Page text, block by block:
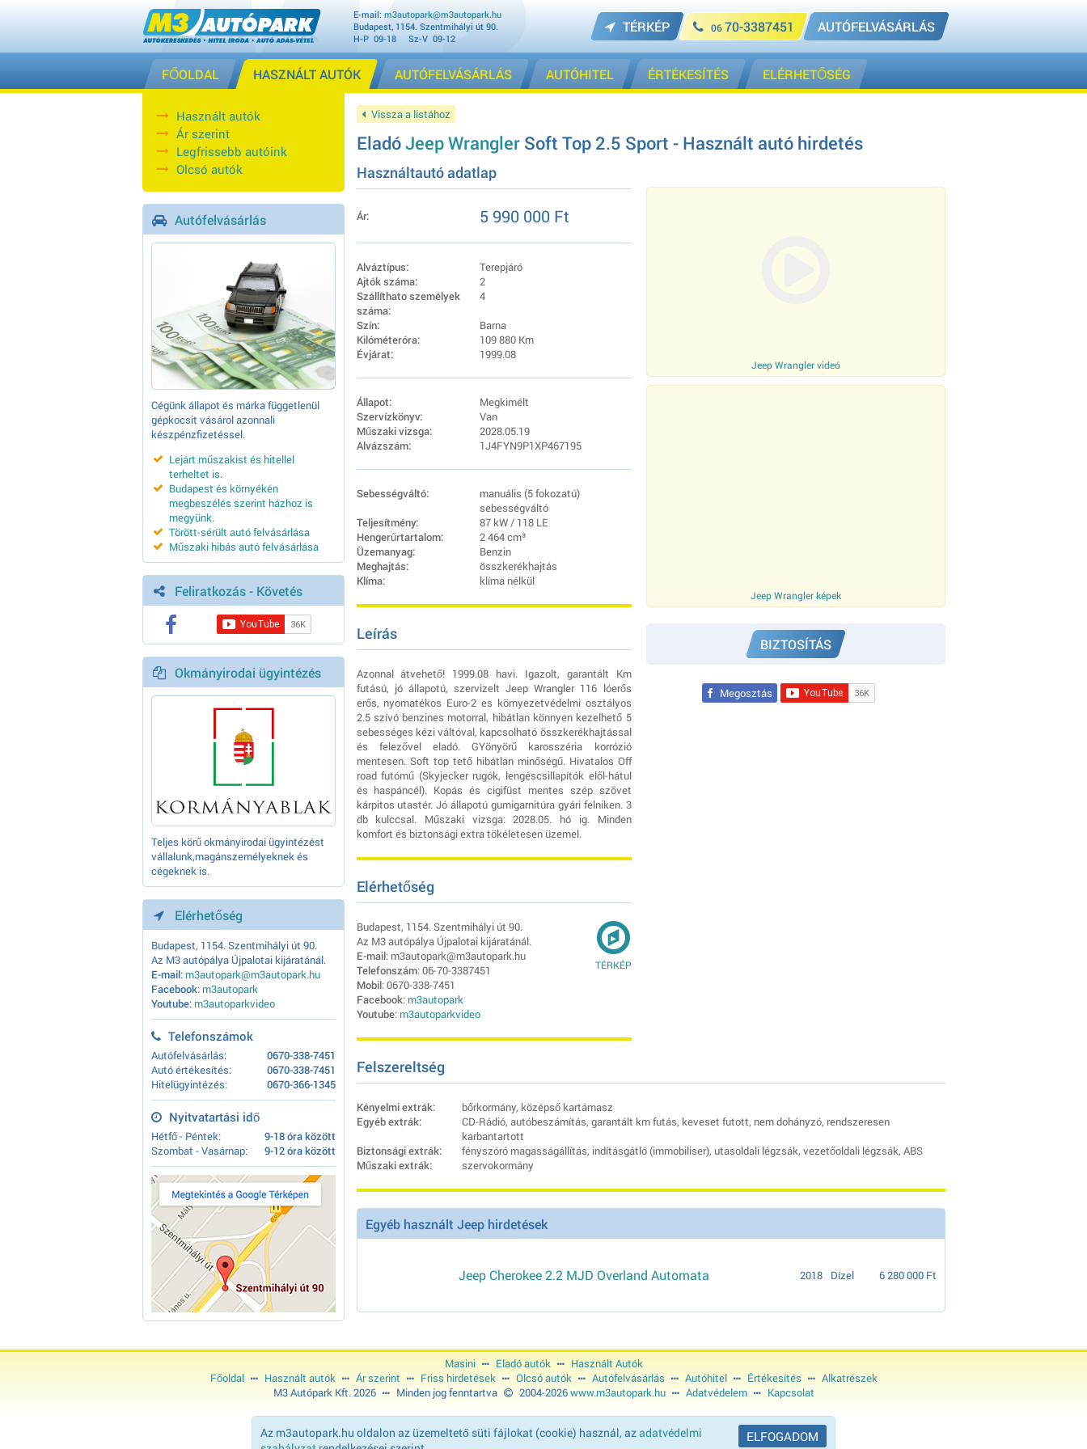
E-mail: m3autopark@m3autopark.hu
Budapest, 1154. Szentmihályi út 90.
H-P 09-18 Sz-V 09-12
TÉRKÉP 0670-3387451 AUTÓFELVÁSÁRLÁS
FŐOLDAL HASZNÁLT AUTÓK AUTÓFELVÁSÁRLÁS AUTÓHITEL ÉRTÉKESÍTÉS ELÉRHETŐSÉG
Használt autók
Ár szerint
Legfrissebb autóink
Olcsó autók
Autófelvásárlás
Cégünk állapot és márka függetlenül
gépkocsit vásárol azonnali
készpénzfizetéssel.
Lejárt műszakist és hitellel
terheltet is.
Budapest és környékén
megbeszélés szerint házhoz is
megyünk.
Törött-sérült autó felvásárlása
Műszaki hibás autó felvásárlása
Feliratkozás - Követés
Okmányirodai ügyintézés
Teljes körű okmányirodai ügyintézést
vállalunk,magánszemélyeknek és
cégeknek is.
Elérhetőség
Budapest, 1154. Szentmihályi út 90.
Az M3 autópálya Újpalotai kijáratánál.
E-mail: m3autopark@m3autopark.hu
Facebook: m3autopark
Youtube: m3autoparkvideo
Telefonszámok
Autófelvásárlás:
0670-338-7451
Autó értékesítés:
0670-338-7451
Hitelügyintézés:
0670-366-1345
Nyitvatartási idő
Hétfő - Péntek:
9-18 óra között
Szombat - Vasárnap:
9-12 óra között
Vissza a listához
EladóJeep WranglerSoft Top 2.5 Sport - Használt autó hirdetés
Használtautó adatlap
Ár: 5 990 000 Ft
Alváztípus:
Terepjáró
Ajtók száma:
2
Szállíthato személyek
száma:
4
Szín:
Barna
Kilóméteróra:
109 880 Km
Évjárat:
1999.08
Állapot:
Megkimélt
Szervízkönyv:
Van
Műszaki vizsga:
2028.05.19
Alvázszám:
1J4FYN9P1XP467195
Sebességváltó:
manuális (5 fokozatú)
sebességváltó
Teljesítmény:
87 kW / 118 LE
Hengerűrtartalom:
2 464 cm³
Üzemanyag:
Benzin
Meghajtás:
összkerékhajtás
Klíma:
klíma nélkül
Leírás
Azonnal átvehető! 1999.08 havi. Igazolt, garantált Km
futású, jó állapotú, szervizelt Jeep Wrangler 116 lóerős
erős, nyomatékos Euro-2 es környezetvédelmi osztályos
2.5 szívó benzines motorral, hibátlan könnyen kezelhető 5
sebességes kézi váltóval, kapcsolható összkerékhajtással
és felezővel eladó. GYönyörű karosszéria korrózió
mentesen. Soft top tető hibátlan minőségű. Hivatalos Off
road futómű (Skyjecker rugók, lengéscsillapítók elől-hátul
és haspáncél). Kopás és cigifüst mentes szép szövet
kárpitos utastér. Jó állapotú gumigarnitúra gyári felniken. 3
db kulccsal. Műszaki vizsga: 2028.05. hó ig. Minden
komfort és biztonsági extra tökéletesen üzemel.
Elérhetőség
TÉRKÉP
Budapest, 1154. Szentmihályi út 90.
Az M3 autópálya Újpalotai kijáratánál.
E-mail: m3autopark@m3autopark.hu
Telefonszám: 06-70-3387451
Mobil: 0670-338-7451
Facebook: m3autopark
Youtube: m3autoparkvideo
Jeep Wrangler videó
Jeep Wrangler képek
BIZTOSÍTÁS
Megosztás
Felszereltség
Kényelmi extrák:
bőrkormány, középső kartámasz
Egyéb extrák:
CD-Rádió, autóbeszámítás, garantált km futás, keveset futott, nem dohányzó, rendszeresen
karbantartott
Biztonsági extrák:
fényszóró magasságállítás, indításgátló (immobiliser), utasoldali légzsák, vezetőoldali légzsák, ABS
Műszaki extrák:
szervokormány
Egyéb használt Jeep hirdetések
Jeep Cherokee 2.2 MJD Overland Automata 2018 Dízel 6 280 000 Ft
Masini Eladó autók
Használt Autók
Főoldal
Használt autók Ár szerint Friss hirdetések Olcsó autók Autófelvásárlás Autóhitel Értékesítés
Alkatrészek
M3 Autópark Kft. 2026
Minden jog fenntartva 2004-2026www.m3autopark.hu Adatvédelem Kapcsolat
ELFOGADOM
Az m3autopark.hu oldalon az üzemeltető süti fájlokat (cookie) használ, azadatvédelmi